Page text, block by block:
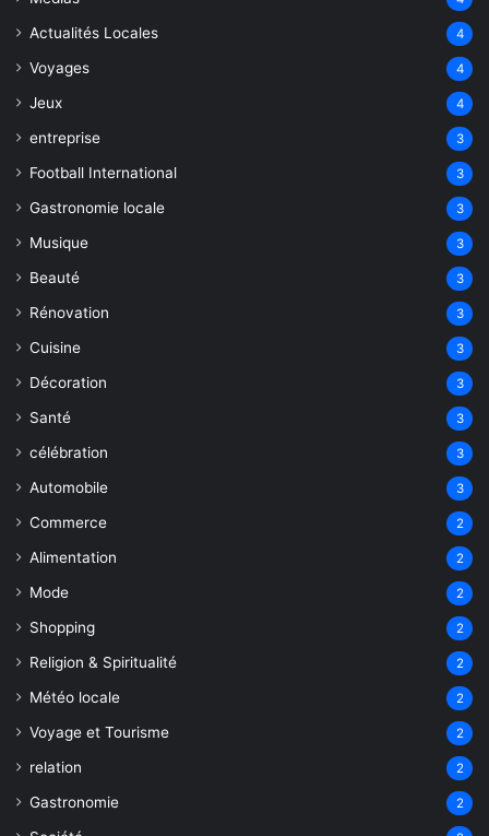
Actualités Locales 4
Voyages 4
Jeux 4
entreprise 3
Football International 3
Gastronomie locale 3
Musique 3
Beauté 3
Rénovation 3
Cuisine 3
Décoration 3
Santé 3
célébration 3
Automobile 3
Commerce 2
Alimentation 2
Mode 2
Shopping 2
Religion & Spiritualité 2
Météo locale 2
Voyage et Tourisme 2
relation 2
Gastronomie 2